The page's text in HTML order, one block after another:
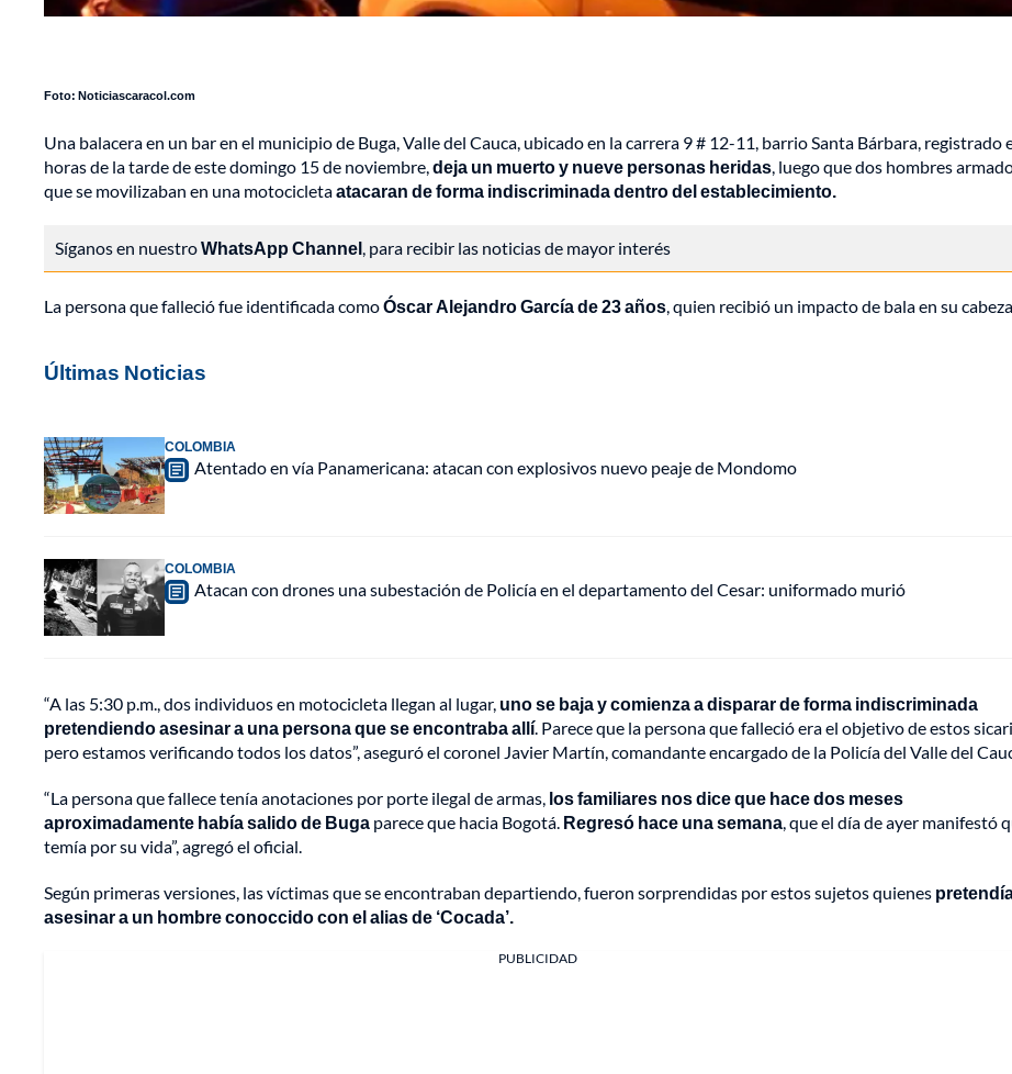
Foto: Noticiascaracol.com
Una balacera en un bar en el municipio de Buga, Valle del Cauca, ubicado en la carrera 9 # 12-11, barrio Santa Bárbara, registrado
horas de la tarde de este domingo 15 de noviembre,deja un muerto y nueve personas heridas, luego que dos hombres
que se movilizaban en una motocicletaatacaran de forma indiscriminada dentro del establecimiento.
Síganos en nuestroWhatsApp Channel, para recibir las noticias de mayor interés
La persona que falleció fue identificada comoÓscar Alejandro García de 23 años, quien recibió un impacto de bala en su
Últimas Noticias
COLOMBIA
Atentado en vía Panamericana: atacan con explosivos nuevo peaje de Mondomo
COLOMBIA
Atacan con drones una subestación de Policía en el departamento del Cesar: uniformado murió
“A las 5:30 p.m., dos individuos en motocicleta llegan al lugar, uno se baja y comienza a disparar de forma indiscriminada
pretendiendo asesinar a una persona que se encontraba allí. Parece que la persona que falleció era el objetivo de estos
pero estamos verificando todos los datos”, aseguró el coronel Javier Martín, comandante encargado de la Policía del Valle del
“La persona que fallece tenía anotaciones por porte ilegal de armas, los familiares nos dice que hace dos meses
aproximadamente había salido de Buga parece que hacia Bogotá. Regresó hace una semana, que el día de ayer manifestó
temía por su vida”, agregó el oficial.
Según primeras versiones, las víctimas que se encontraban departiendo, fueron sorprendidas por estos sujetos quienes
asesinar a un hombre conoccido con el alias de ‘Cocada’.
PUBLICIDAD